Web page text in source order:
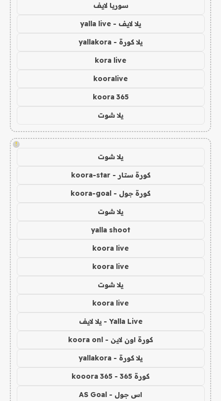
سوريا لايف
يلا لايف - yalla live
يلا كورة - yallakora
kora live
kooralive
koora 365
يلا شوت
!
يلا شوت
كورة ستار - koora-star
كورة جول - koora-goal
يلا شوت
yalla shoot
koora live
koora live
يلا شوت
koora live
Yalla Live - يلا لايف
كورة اون لاين - koora onl
يلا كورة - yallakora
كورة 365 - kooora 365
اس جول - AS Goal